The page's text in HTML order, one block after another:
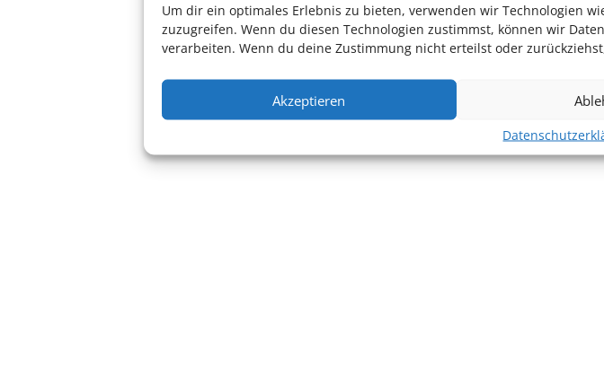
Um dir ein optimales Erlebnis zu bieten, verwenden wir Technologien
zuzugreifen. Wenn du diesen Technologien zustimmst, können wir
verarbeiten. Wenn du deine Zustimmung nicht erteilst oder
Akzeptieren